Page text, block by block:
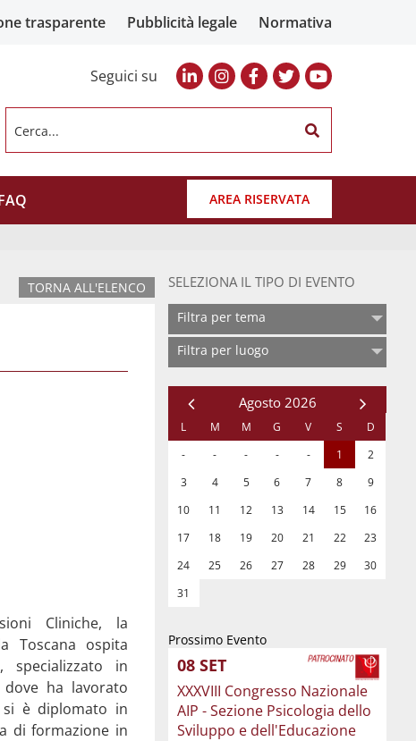
trasparente Pubblicità legale Normativa
Seguici su
Cerca...
AREA RISERVATA
TORNA ALL'ELENCO
Cliniche, la
Toscana ospita
specializzato in
ha lavorato
si è diplomato in
di formazione in
SELEZIONA IL TIPO DI EVENTO
Filtra per tema
Filtra per luogo
Prossimo Evento
08 SET
XXXVIII Congresso Nazionale
AIP - Sezione Psicologia dello
Sviluppo e dell'Educazione